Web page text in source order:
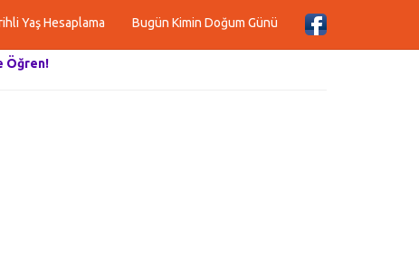
Yaş Hesaplama Bugün Kimin Doğum Günü
Öğren!